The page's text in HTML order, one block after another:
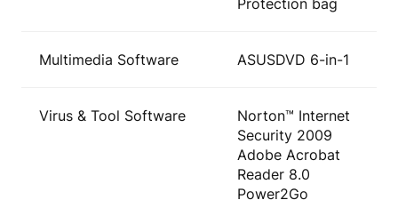
Multimedia Software ASUSDVD 6-in-1
Virus & Tool Software
Norton™ Internet
Security 2009
Adobe Acrobat
Reader 8.0
Power2Go